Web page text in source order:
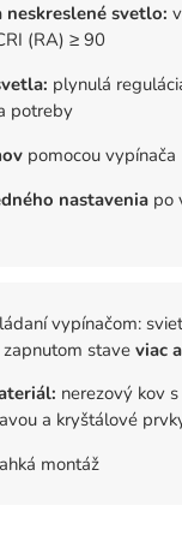
neskreslené svetlo:
(RA) ≥ 90
plynulá
potreby
pomocou vypínača
nastavenia po
vypínačom:
staveviac
nerezový kov
a kryštálové
montáž